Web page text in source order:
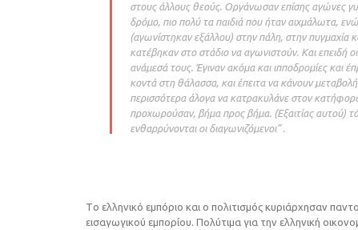
στους άλλους θεούς. Oργάνωσαν επίσης αγώνες
δρόμο, πιο πολύ τα παιδιά που ήταν αιχμάλωτα,
(αγωνίστηκαν εξάλλου) στην πάλη, στην πυγμαχία
κατέβηκαν στο στάδιο να αγωνιστούν. Kαι επειδή
ανάμεσά τους. Έγιναν ακόμα και ιπποδρομίες και
κοντά στη θάλασσα, και έπειτα να κάνουν
περισσότερα άλογα να κατρακυλάνε στον
προχωρούσαν, βήμα προς βήμα. (Eξαιτίας αυτού)
ενθαρρύνονται οι διαγωνιζόμενοι” .
Tο ελληνικό εμπόριο και ο πολιτισμός κυριάρχησαν
εισαγωγικού εμπορίου. Πολύτιμα για την ελληνική